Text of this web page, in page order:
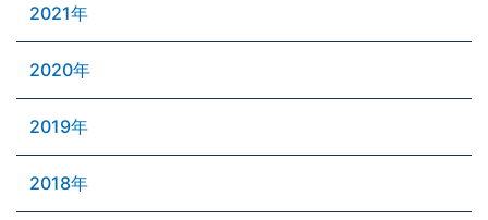
2021年
2020年
2019年
2018年